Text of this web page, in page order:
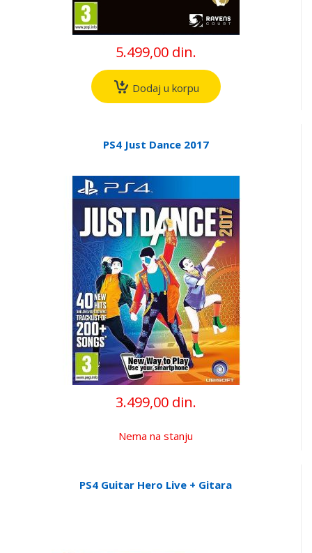
5.499,00 din.
Dodaj u korpu
PS4 Just Dance 2017
3.499,00 din.
Nema na stanju
PS4 Guitar Hero Live + Gitara